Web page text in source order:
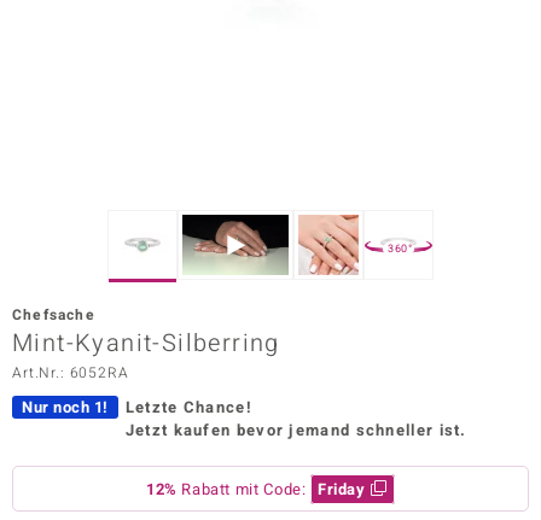
Vogue
Paraíso
360°
Chefsache
Mint-Kyanit-Silberring
Art.Nr.: 6052RA
Nur noch 1!
Letzte Chance!
Jetzt kaufen bevor jemand schneller ist.
12% Rabatt mit Code: Friday